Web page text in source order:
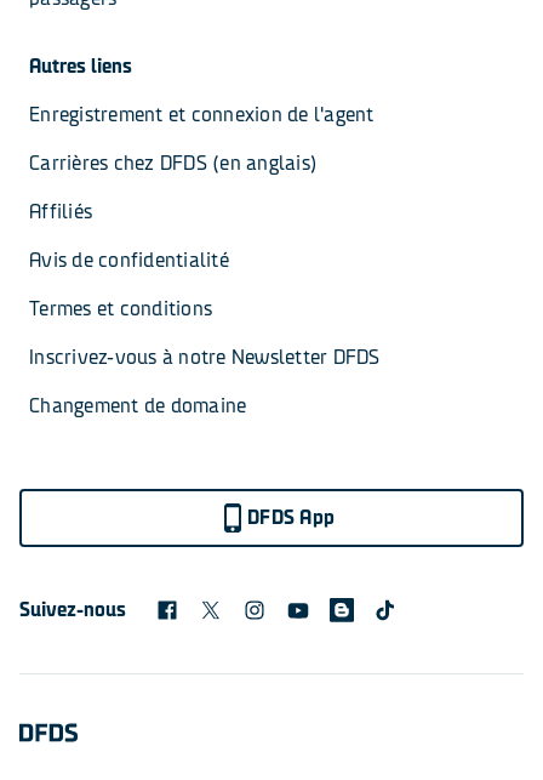
Autres liens
Enregistrement et connexion de l'agent
Carrières chez DFDS (en anglais)
Affiliés
Avis de confidentialité
Termes et conditions
Inscrivez-vous à notre Newsletter DFDS
Changement de domaine
DFDS App
Suivez-nous